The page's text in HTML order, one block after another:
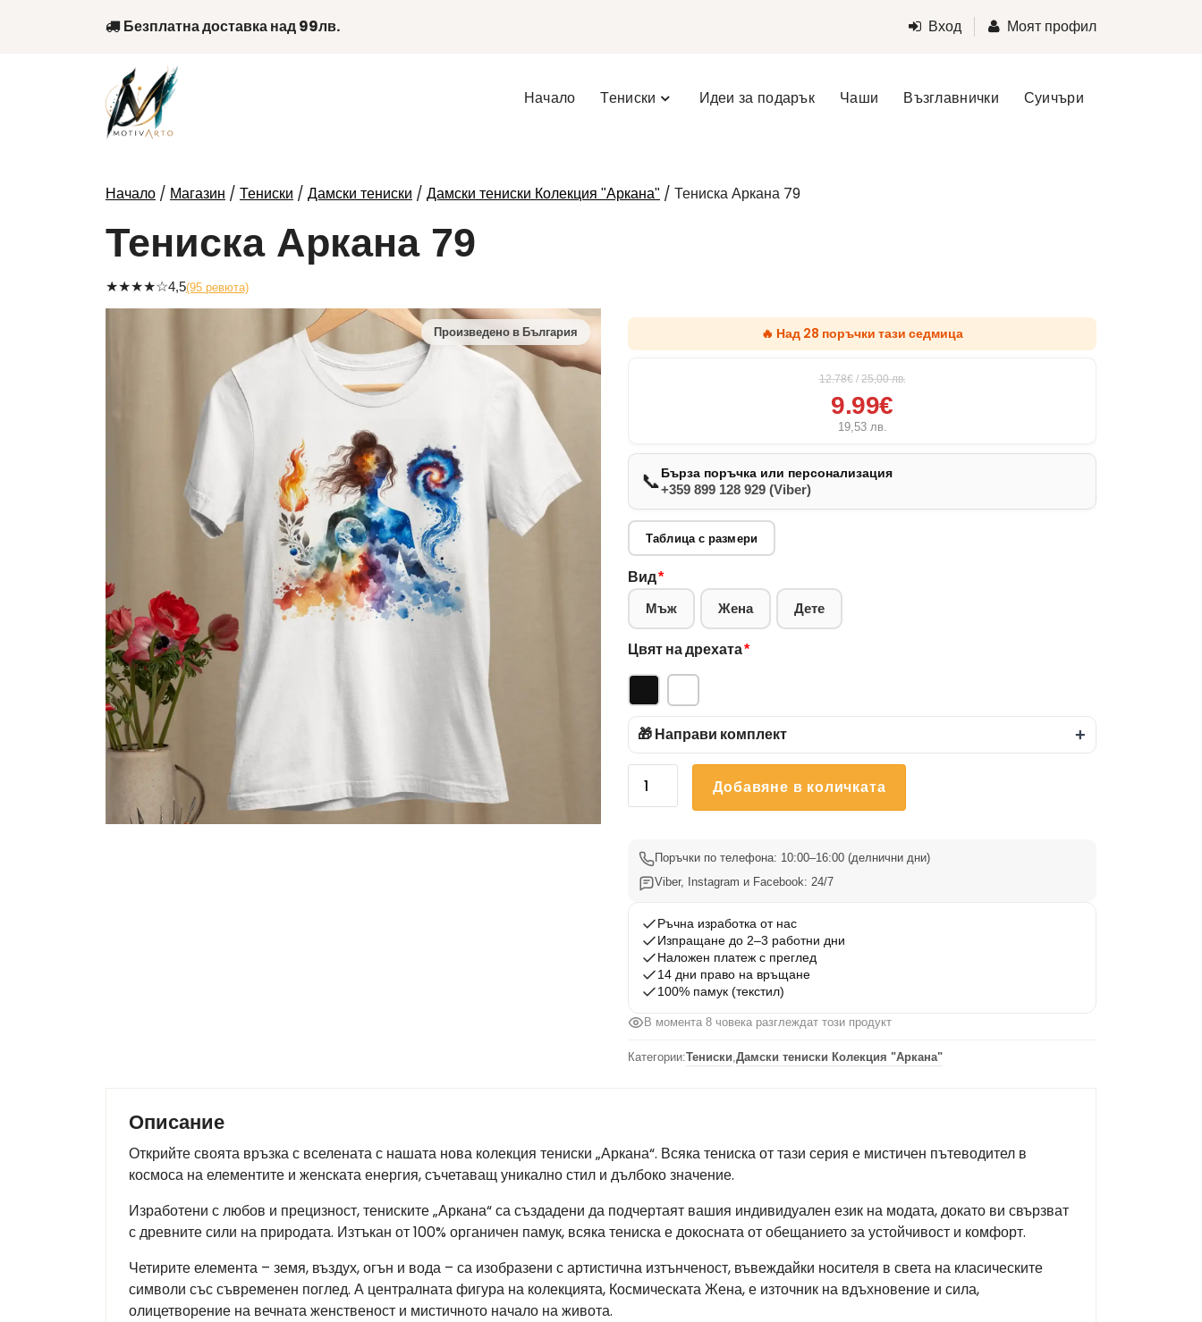
Безплатна доставка над 99лв. Вход Моят профил
Начало Тениски Идеи за подарък Чаши Възглавнички Суичъри
Начало / Магазин / Тениски / Дамски тениски / Дамски тениски Колекция "Аркана" / Тениска Аркана 79
Тениска Аркана 79
★★★★☆4,5(95 ревюта)
🔥 Над 28 поръчки тази седмица
12.78€ / 25,00лв.
9.99€
19,53 лв.
📞Бърза поръчка или персонализация
+359 899 128 929 (Viber)
Таблица с размери
Вид*
Мъж Жена Дете
Цвят на дрехата*
🎁 Направи комплект +
количество
79
Добавяне в количката
Поръчки по телефона: 10:00–16:00 (делнични дни)
Viber, Instagram и Facebook: 24/7
Ръчна изработка от нас
Изпращане до 2–3 работни дни
Наложен платеж с преглед
14 дни право на връщане
100% памук (текстил)
В момента 8 човека разглеждат този продукт
Категории:Тениски,Дамски тениски Колекция "Аркана"
Описание
Открийте своята връзка с вселената с нашата нова колекция тениски „Аркана“. Всяка тениска от тази серия е мистичен пътеводител в
космоса на елементите и женската енергия, съчетаващ уникално стил и дълбоко значение.
Изработени с любов и прецизност, тениските „Аркана“ са създадени да подчертаят вашия индивидуален език на модата, докато ви свързват
с древните сили на природата. Изтъкан от 100% органичен памук, всяка тениска е докосната от обещанието за устойчивост и комфорт.
Четирите елемента – земя, въздух, огън и вода – са изобразени с артистична изтънченост, въвеждайки носителя в света на класическите
символи със съвременен поглед. А централната фигура на колекцията, Космическата Жена, е източник на вдъхновение и сила,
олицетворение на вечната женственост и мистичното начало на живота.